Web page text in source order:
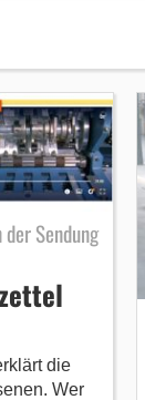
Sendung
die
Wer